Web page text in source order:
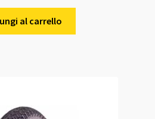
al carrello